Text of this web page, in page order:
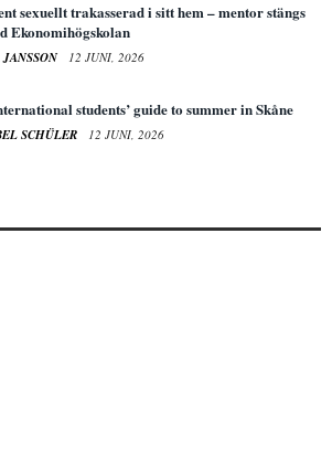
sexuellt trakasserad i sitt hem – mentor stängs
Ekonomihögskolan
12 JUNI, 2026
students’ guide to summer in Skåne
SCHÜLER 12 JUNI, 2026